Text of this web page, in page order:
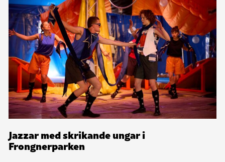
Jazzar med skrikande ungar i
Frongnerparken